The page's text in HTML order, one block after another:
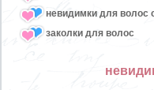
невидимки для волос
заколки для волос